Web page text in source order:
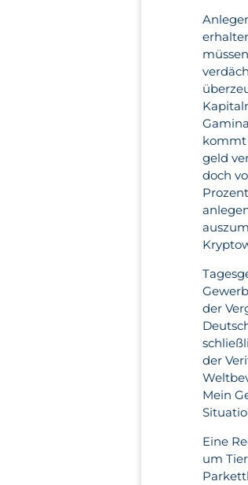
kommt
geld
doch
der
der
Mein
Eine
um